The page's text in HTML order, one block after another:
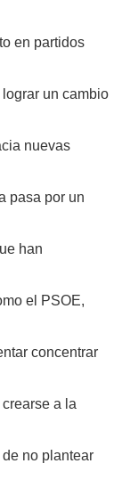
en partidos
un cambio
nuevas
pasa por un
han
el PSOE,
concentrar
a la
no plantear